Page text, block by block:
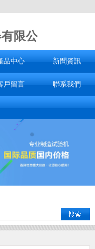
限公
品中心 新聞資訊
戶留言 聯系我們